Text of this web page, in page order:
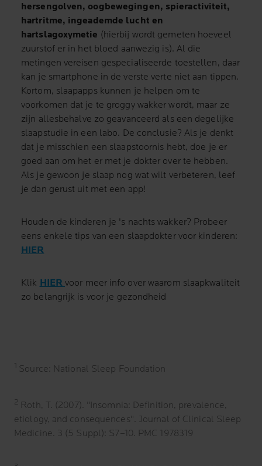
hersengolven, oogbewegingen, spieractiviteit,
hartritme, ingeademde lucht en
hartslagoxymetie (hierbij wordt gemeten hoeveel
zuurstof er in het bloed aanwezig is). Al die
metingen vereisen gespecialiseerde toestellen, daar
kan je smartphone in de verste verte niet aan tippen.
Kortom, slaapapps kunnen je helpen om te
voorkomen dat je te groggy wakker wordt, maar ze
zijn allesbehalve zo geavanceerd als een degelijke
slaapstudie in een labo. De conclusie? Als je denkt
dat je misschien een slaapstoornis hebt, doe je er
goed aan om het er met je dokter over te hebben.
Als je gewoon je slaap nog wat wilt verbeteren, leef
je dan gerust uit met een app!
Houden de kinderen je 's nachts wakker? Probeer
eens enkele tips van een slaapdokter voor kinderen:
HIER
Klik HIER voor meer info over waarom slaapkwaliteit
zo belangrijk is voor je gezondheid
1 Source: National Sleep Foundation
2 Roth, T. (2007). "Insomnia: Definition, prevalence,
etiology, and consequences". Journal of Clinical Sleep
Medicine. 3 (5 Suppl): S7–10. PMC 1978319